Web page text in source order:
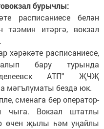
бурычлы:
расписаниесе белән
итәргә, вокзал
хәрәкәте расписаниесе,
бару турында
АТП" ҖЧҖ
мәгълүматы бездә юк.
сменага бер оператор-
чыга. Вокзал штатлы
өчен җылы һәм уңайлы